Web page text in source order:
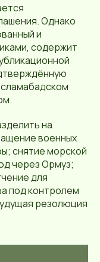
Однако
и
содержит
на
военных
снятие морской
через Ормуз;
для
под контролем
резолюция